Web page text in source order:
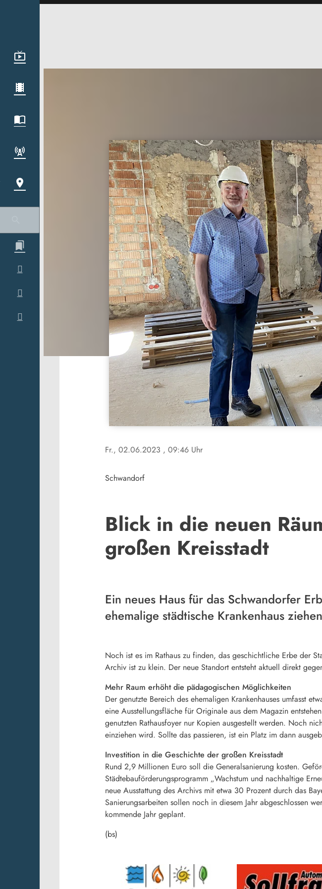
Fr., 02.06.2023 , 09:46 Uhr
Schwandorf
Blick in die neuen
großen Kreisstadt
Ein neues Haus für das Schwandorfer
ehemalige städtische Krankenhaus
Noch ist es im Rathaus zu finden, das geschichtliche Erbe der
Archiv ist zu klein. Der neue Standort entsteht aktuell direkt
Mehr Raum erhöht die pädagogischen Möglichkeiten
Der genutzte Bereich des ehemaligen Krankenhauses umfasst
eine Ausstellungsfläche für Originale aus dem Magazin
genutzten Rathausfoyer nur Kopien ausgestellt werden. Noch
einziehen wird. Sollte das passieren, ist ein Platz im dann
Investition in die Geschichte der großen Kreisstadt
Rund 2,9 Millionen Euro soll die Generalsanierung kosten.
Städtebauförderungsprogramm „Wachstum und nachhaltige
neue Ausstattung des Archivs mit etwa 30 Prozent durch das
Sanierungsarbeiten sollen noch in diesem Jahr abgeschlossen
kommende Jahr geplant.
(bs)